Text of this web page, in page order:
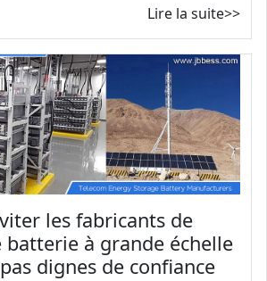
Lire la suite>>
les fabricants de
batterie à grande échelle
dignes de confiance